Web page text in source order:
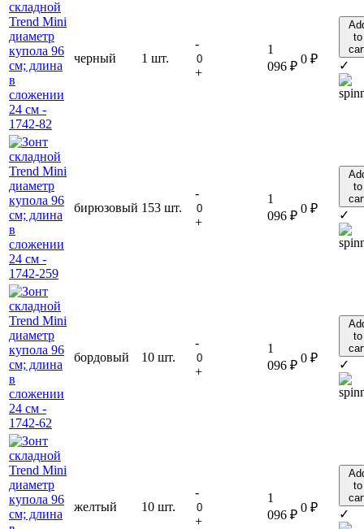
черный 1 шт.
-
+
1
096 ₽
0 ₽
to
✓
бирюзовый 153 шт.
-
+
1
096 ₽
0 ₽
to
✓
бордовый 10 шт.
-
+
1
096 ₽
0 ₽
to
✓
желтый 10 шт.
-
+
1
096 ₽
0 ₽
to
✓